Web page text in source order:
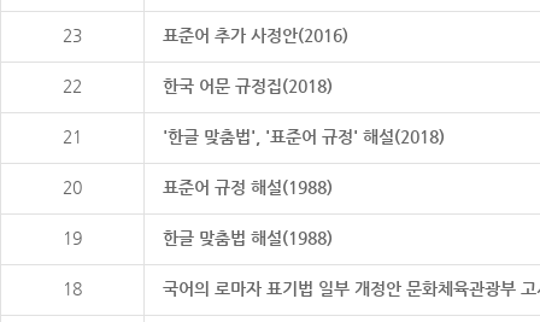
23 표준어 추가 사정안(2016)
22 한국 어문 규정집(2018)
21 '한글 맞춤법', '표준어 규정' 해설(2018)
20 표준어 규정 해설(1988)
19 한글 맞춤법 해설(1988)
18 국어의 로마자 표기법 일부 개정안 문화체육관광부